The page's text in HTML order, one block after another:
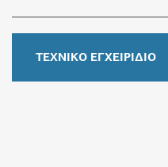
ΤΕΧΝΙΚΟ ΕΓΧΕΙΡΙΔΙΟ